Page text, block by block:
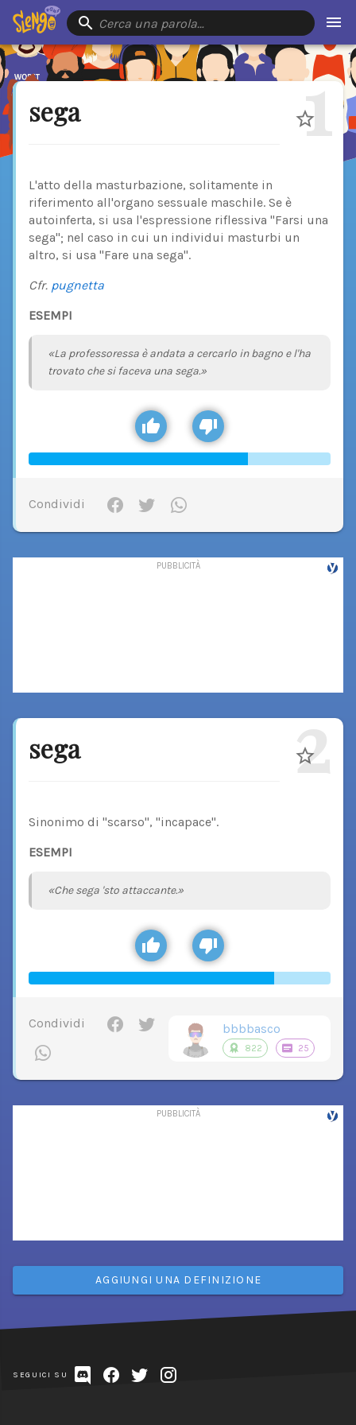
Cerca una parola…
sega 1
L'atto della masturbazione, solitamente in
riferimento all'organo sessuale maschile. Se è
autoinferta, si usa l'espressione riflessiva "Farsi una
sega"; nel caso in cui un individui masturbi un
altro, si usa "Fare una sega".
Cfr. pugnetta
ESEMPI
«La professoressa è andata a cercarlo in bagno e l'ha
trovato che si faceva una sega.»
Condividi
sega 2
Sinonimo di "scarso", "incapace".
ESEMPI
«Che sega 'sto attaccante.»
Condividi bbbbasco
822 25
AGGIUNGI UNA DEFINIZIONE
SEGUICI SU